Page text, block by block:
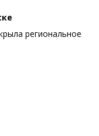
региональное